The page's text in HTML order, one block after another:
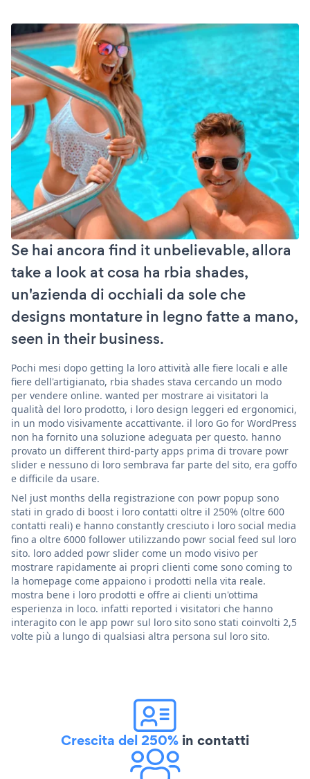
Se hai ancora find it unbelievable, allora
take a look at cosa ha rbia shades,
un'azienda di occhiali da sole che
designs montature in legno fatte a mano,
seen in their business.
Pochi mesi dopo getting la loro attività alle fiere locali e alle
fiere dell'artigianato, rbia shades stava cercando un modo
per vendere online. wanted per mostrare ai visitatori la
qualità del loro prodotto, i loro design leggeri ed ergonomici,
in un modo visivamente accattivante. il loro Go for WordPress
non ha fornito una soluzione adeguata per questo. hanno
provato un different third-party apps prima di trovare powr
slider e nessuno di loro sembrava far parte del sito, era goffo
e difficile da usare.
Nel just months della registrazione con powr popup sono
stati in grado di boost i loro contatti oltre il 250% (oltre 600
contatti reali) e hanno constantly cresciuto i loro social media
fino a oltre 6000 follower utilizzando powr social feed sul loro
sito. loro added powr slider come un modo visivo per
mostrare rapidamente ai propri clienti come sono coming to
la homepage come appaiono i prodotti nella vita reale.
mostra bene i loro prodotti e offre ai clienti un'ottima
esperienza in loco. infatti reported i visitatori che hanno
interagito con le app powr sul loro sito sono stati coinvolti 2,5
volte più a lungo di qualsiasi altra persona sul loro sito.
Crescita del 250% in contatti